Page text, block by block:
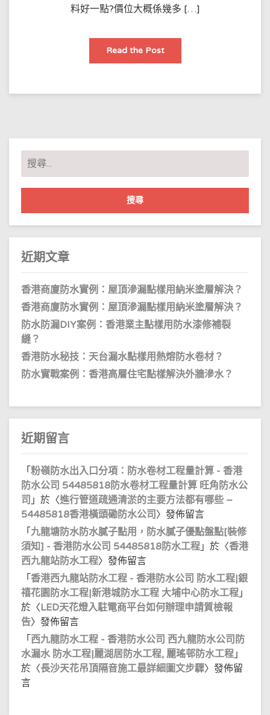
料好一點?價位大概係幾多 […]
Read the Post防
工
司
做
哪
個
好
點?
價
係
多？
搜
尋
關
字:
近期文章
香港商廈防水實例：屋頂滲漏點樣用納米塗層解決？
香港商廈防水實例：屋頂滲漏點樣用納米塗層解決？
防水防漏DIY案例：香港業主點樣用防水漆修補裂
縫？
香港防水秘技：天台漏水點樣用熱熔防水卷材？
防水實戰案例：香港高層住宅點樣解決外牆滲水？
近期留言
「 粉嶺防水出入口分項：防水卷材工程量計算 - 香港
防水公司 54485818防水卷材工程量計算 旺角防水公
司 」於〈進行管道疏通清淤的主要方法都有哪些 –
54485818香港橫頭磡防水公司 〉發佈留言
「 九龍塘防水防水膩子點用，防水膩子優點盤點[裝修
須知] - 香港防水公司 54485818防水工程 」於〈香港
西九龍站防水工程〉發佈留言
「 香港西九龍站防水工程 - 香港防水公司 防水工程|銀
禧花園防水工程|新港城防水工程 大埔中心防水工程 」
於〈LED天花燈入駐電商平台如何辦理申請質檢報
告〉發佈留言
「 西九龍防水工程 - 香港防水公司 西九龍防水公司防
水漏水 防水工程|麗湖居防水工程, 麗瑤邨防水工程 」
於〈長沙天花吊頂隔音施工最詳細圖文步驟〉發佈留
言